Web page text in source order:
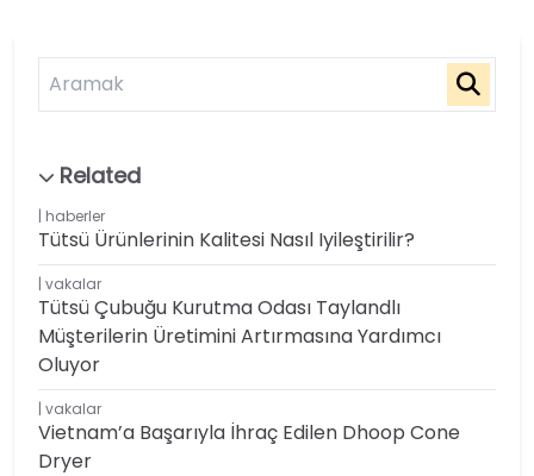
haberler
Tütsü Ürünlerinin Kalitesi Nasıl Iyileştirilir?
vakalar
Tütsü Çubuğu Kurutma Odası Taylandlı
Müşterilerin Üretimini Artırmasına Yardımcı
Oluyor
vakalar
Vietnam’a Başarıyla İhraç Edilen Dhoop Cone
Dryer